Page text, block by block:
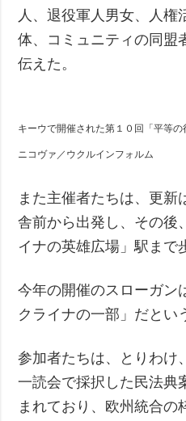
人、退役軍人男女、人権
体、コミュニティの同盟
伝えた。
キーウで開催された第１０回「平等
ニコヴァ／ウクルインフォルム
また主催者たちは、更新
舎前から出発し、その後
イナの英雄広場」駅まで
今年の開催のスローガン
クライナの一部」だとい
参加者たちは、とりわけ
一読会で採択した民法典
まれており、欧州統合の